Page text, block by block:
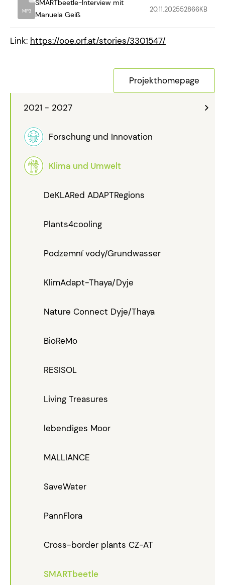
2021 - 2027
Forschung und Innovation
Klima und Umwelt
DeKLARed ADAPTRegions
Plants4cooling
Podzemní vody/Grundwasser
KlimAdapt-Thaya/Dyje
Nature Connect Dyje/Thaya
BioReMo
RESISOL
Living Treasures
lebendiges Moor
MALLIANCE
SaveWater
PannFlora
Cross-border plants CZ-AT
SMARTbeetle
MP3
SMARTbeetle-Interview mit
Manuela Geiß
20.11.202552866KB
Link: https://ooe.orf.at/stories/3301547/
Projekthomepage